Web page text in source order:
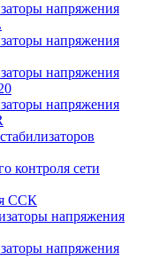
напряжения
напряжения
напряжения
напряжения
контроля сети
ССК
напряжения
напряжения